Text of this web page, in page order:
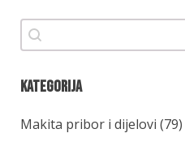
Pretraži
Pretraži
Kategorija
Kategorija
Makita pribor i dijelovi (79)